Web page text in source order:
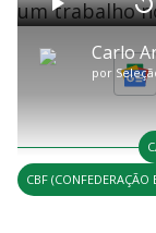
um trabalho
por
P V
l
t
a
r
1
0
g
u
n
d
o
s
d
e
3
.
CBF (CONFEDERAÇÃO